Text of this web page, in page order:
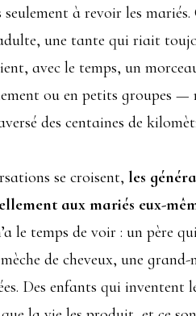
à revoir les
une tante qui riait
avec le temps, un
ou en petits groupes —
des centaines de
se croisent, les
aux mariés eux-
le temps de voir : un père
de cheveux, une
Des enfants qui inventent